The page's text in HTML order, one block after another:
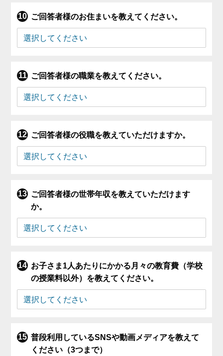
ご回答者様のお住まいを教えてください。
ご回答者様の職業を教えてください。
ご回答者様の役職を教えていただけますか。
ご回答者様の世帯年収を教えていただけます
か。
お子さま1人あたりにかかる月々の教育費（学校
の授業料以外）を教えてください。
普段利用しているSNSや動画メディアを教えて
ください（3つまで）